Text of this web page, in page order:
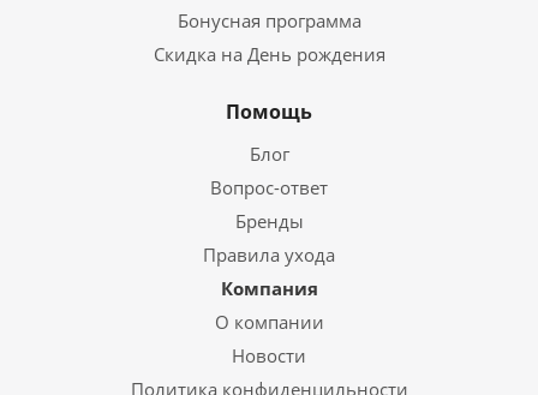
Бонусная программа
Скидка на День рождения
Помощь
Блог
Вопрос-ответ
Бренды
Правила ухода
Компания
О компании
Новости
Политика конфиденцильности